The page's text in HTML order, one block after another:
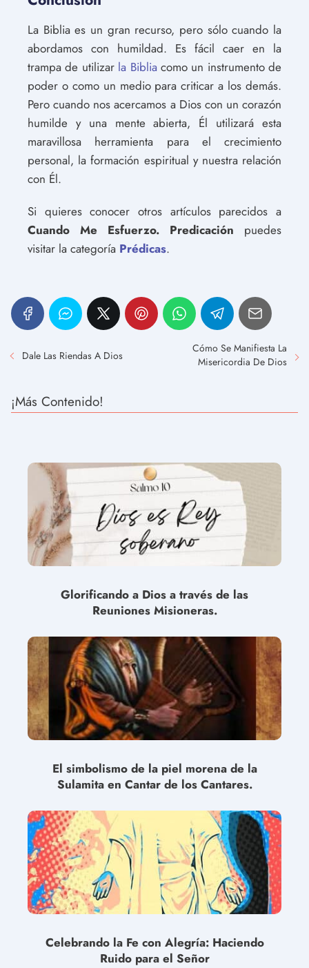
La Biblia es un gran recurso, pero sólo cuando la
abordamos con humildad. Es fácil caer en la
trampa de utilizar la Bibliacomo un instrumento de
poder o como un medio para criticar a los demás.
Pero cuando nos acercamos a Dios con un corazón
humilde y una mente abierta, Él utilizará esta
maravillosa herramienta para el crecimiento
personal, la formación espiritual y nuestra relación
con Él.
Si quieres conocer otros artículos parecidos a
Cuando Me Esfuerzo. Predicación puedes
visitar la categoría Prédicas.
Dale Las Riendas A Dios
Cómo Se Manifiesta La
Misericordia De Dios
¡Más Contenido!
Glorificando a Dios a través de las
Reuniones Misioneras.
El simbolismo de la piel morena de la
Sulamita en Cantar de los Cantares.
Celebrando la Fe con Alegría: Haciendo
Ruido para el Señor